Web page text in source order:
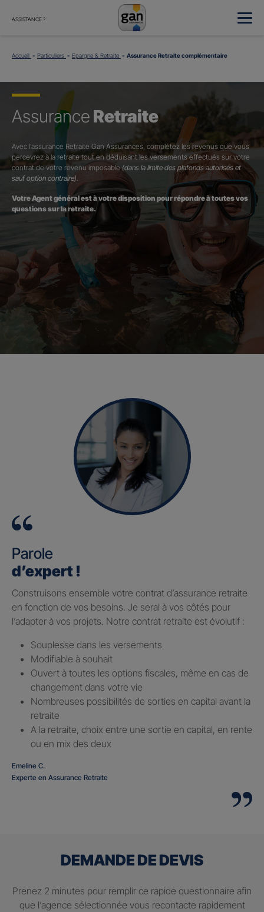
ASSISTANCE ?
Accueil Particuliers Epargne & Retraite Assurance Retraite complémentaire
Assurance Retraite
Avec l’assurance Retraite Gan Assurances, complétez les revenus que vous
percevrez à la retraite tout en déduisant les versements effectués sur votre
contrat de votre revenu imposable (dans la limite des plafonds autorisés et
sauf option contraire).
Votre Agent général est à votre disposition pour répondre à toutes vos
questions sur la retraite.
Parole
d’expert !
Construisons ensemble votre contrat d’assurance retraite
en fonction de vos besoins. Je serai à vos côtés pour
l’adapter à vos projets. Notre contrat retraite est évolutif :
Souplesse dans les versements
Modifiable à souhait
Ouvert à toutes les options fiscales, même en cas de
changement dans votre vie
Nombreuses possibilités de sorties en capital avant la
retraite
A la retraite, choix entre une sortie en capital, en rente
ou en mix des deux
Emeline C.
Experte en Assurance Retraite
DEMANDE DE DEVIS
Prenez 2 minutes pour remplir ce rapide questionnaire afin
que l’agence sélectionnée vous recontacte rapidement